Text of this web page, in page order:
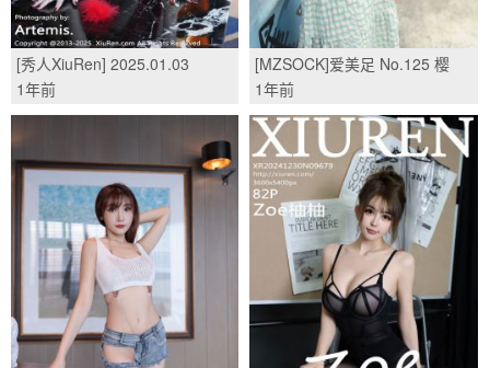
[秀人XiuRen] 2025.01.03
No.9704 心妍小公主/(71P)
1年前
[MZSOCK]爱美足 No.125 樱
子/(100P)
1年前